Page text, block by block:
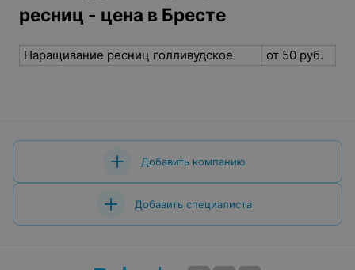
ресниц - цена в Бресте
Наращивание ресниц голливудское от 50 руб.
Добавить компанию
Добавить специалиста